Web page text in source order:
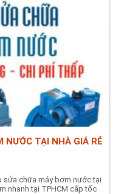
NƯỚC TẠI NHÀ GIÁ RẺ
sửa chữa máy bơm nước tại
nhanh tại TPHCM cấp tốc